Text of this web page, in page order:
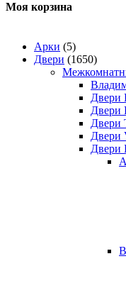
Моя корзина
Арки (5)
Двери (1650)
Двери
Двери
Двери
Двери
Двери